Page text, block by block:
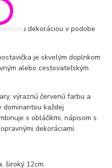
dekoráciou v podobe
je skvelým doplnkom
alebo cestovateľským
výraznú červenú farbu a
dominantou každej
s obláčikmi, nápisom s
dekoráciami.
široký 12cm.